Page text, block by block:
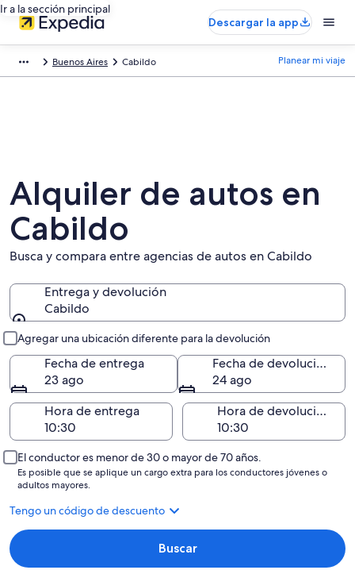
Ir a la sección principal
Descargar la app
Buenos Aires Cabildo Planear mi viaje
Alquiler de autos en
Cabildo
Busca y compara entre agencias de autos en Cabildo
Entrega y devolución
Cabildo
Agregar una ubicación diferente para la devolución
Fecha de entrega
23 ago
Fecha de devolución
24 ago
Hora de entrega
Hora de devolución
El conductor es menor de 30 o mayor de 70 años.
Es posible que se aplique un cargo extra para los conductores jóvenes o
adultos mayores.
Tengo un código de descuento
Buscar